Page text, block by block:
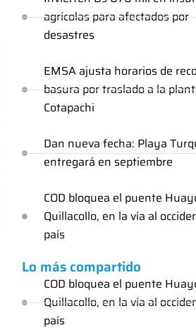
agrícolas para afectados por
desastres
EMSA ajusta horarios de
basura por traslado a la
Cotapachi
Dan nueva fecha: Playa
entregará en septiembre
COD bloquea el puente
Quillacollo, en la vía al
país
Lo más compartido
COD bloquea el puente
Quillacollo, en la vía al
país